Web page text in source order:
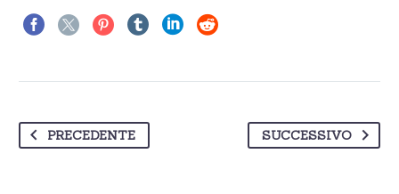
PRECEDENTE SUCCESSIVO